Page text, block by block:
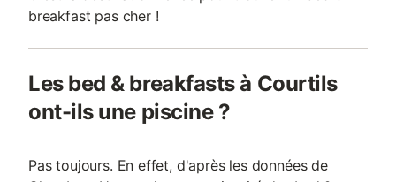
breakfast pas cher !
Les bed & breakfasts à Courtils
ont-ils une piscine ?
Pas toujours. En effet, d'après les données de